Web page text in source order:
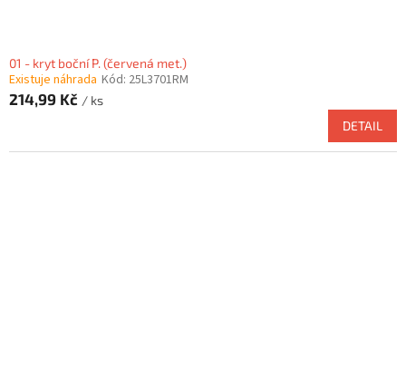
01 - kryt boční P. (červená met.)
Existuje náhrada Kód: 25L3701RM
214,99 Kč / ks
DETAIL